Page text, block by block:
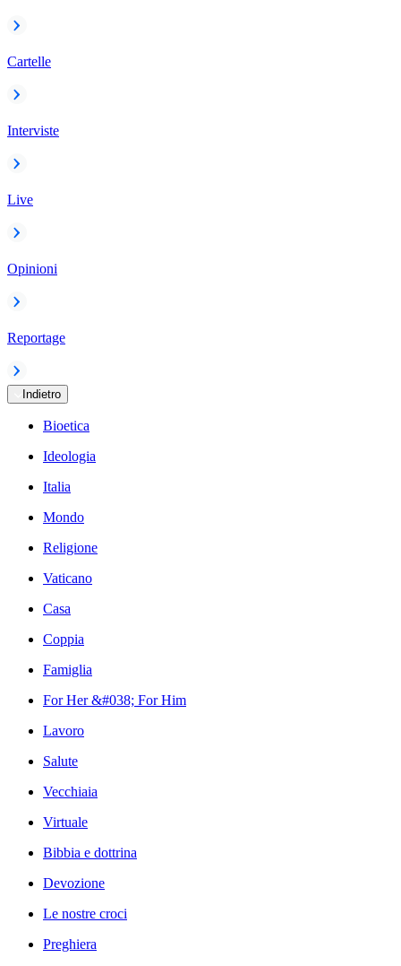
Cartelle
Interviste
Live
Opinioni
Reportage
Indietro
Bioetica
Ideologia
Italia
Mondo
Religione
Vaticano
Casa
Coppia
Famiglia
For Her &#038; For Him
Lavoro
Salute
Vecchiaia
Virtuale
Bibbia e dottrina
Devozione
Le nostre croci
Preghiera